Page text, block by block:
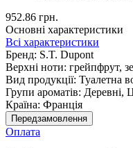
952.86 грн.
Основні характеристики
Всі характеристики
Бренд: S.T. Dupont
Верхні ноти: грейпфрут,
Вид продукції: Туалетна
Групи ароматів: Деревні,
Країна: Франція
Передзамовлення
Оплата